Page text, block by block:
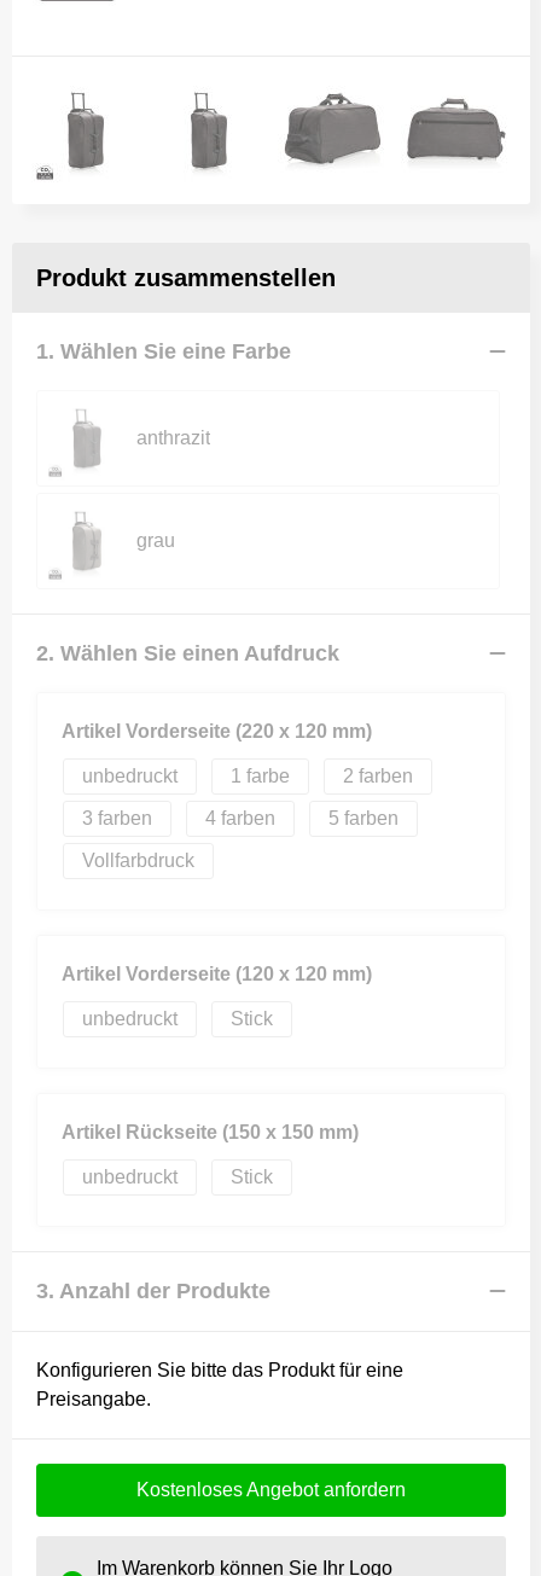
Produkt zusammenstellen
1. Wählen Sie eine Farbe
anthrazit
grau
2. Wählen Sie einen Aufdruck
Artikel Vorderseite (220 x 120 mm)
unbedruckt 1 2
3 4 5
Vollfarbdruck
Artikel Vorderseite (120 x 120 mm)
unbedruckt Stick
Artikel Rückseite (150 x 150 mm)
unbedruckt Stick
3. Anzahl der Produkte
Konfigurieren Sie bitte das Produkt für eine
Preisangabe.
Kostenloses Angebot anfordern
Im Warenkorb können Sie Ihr Logo